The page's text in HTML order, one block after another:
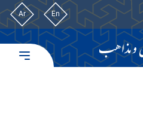
En
Ar